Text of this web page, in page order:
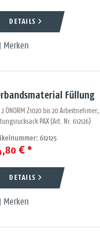
DETAILS
Merken
Füllung
2 ÖNORM Z1020 bis 20
PAX (Art. Nr. 612126)
612125
€ *
DETAILS
Merken